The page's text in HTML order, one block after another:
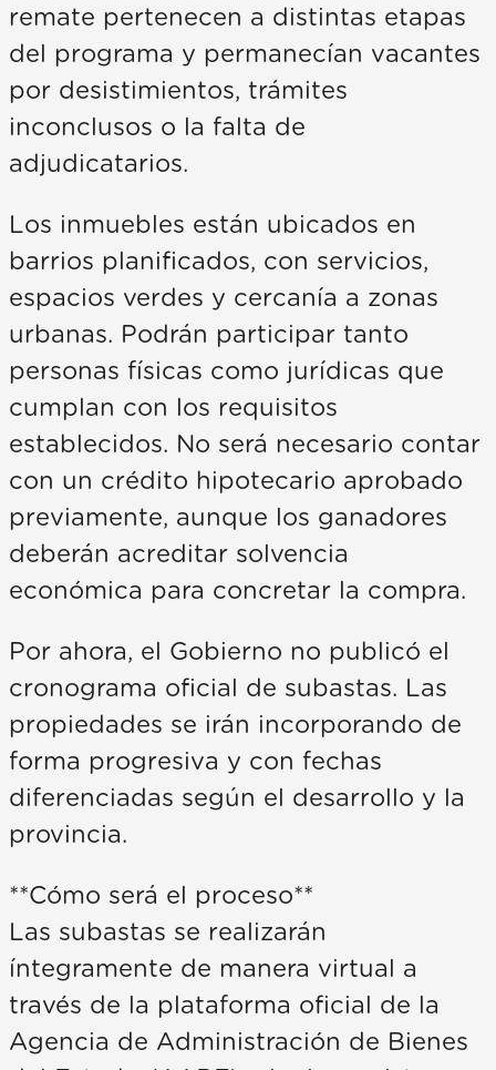
remate pertenecen a distintas etapas
del programa y permanecían vacantes
por desistimientos, trámites
inconclusos o la falta de
adjudicatarios.
Los inmuebles están ubicados en
barrios planificados, con servicios,
espacios verdes y cercanía a zonas
urbanas. Podrán participar tanto
personas físicas como jurídicas que
cumplan con los requisitos
establecidos. No será necesario contar
con un crédito hipotecario aprobado
previamente, aunque los ganadores
deberán acreditar solvencia
económica para concretar la compra.
Por ahora, el Gobierno no publicó el
cronograma oficial de subastas. Las
propiedades se irán incorporando de
forma progresiva y con fechas
diferenciadas según el desarrollo y la
provincia.
**Cómo será el proceso**
Las subastas se realizarán
íntegramente de manera virtual a
través de la plataforma oficial de la
Agencia de Administración de Bienes